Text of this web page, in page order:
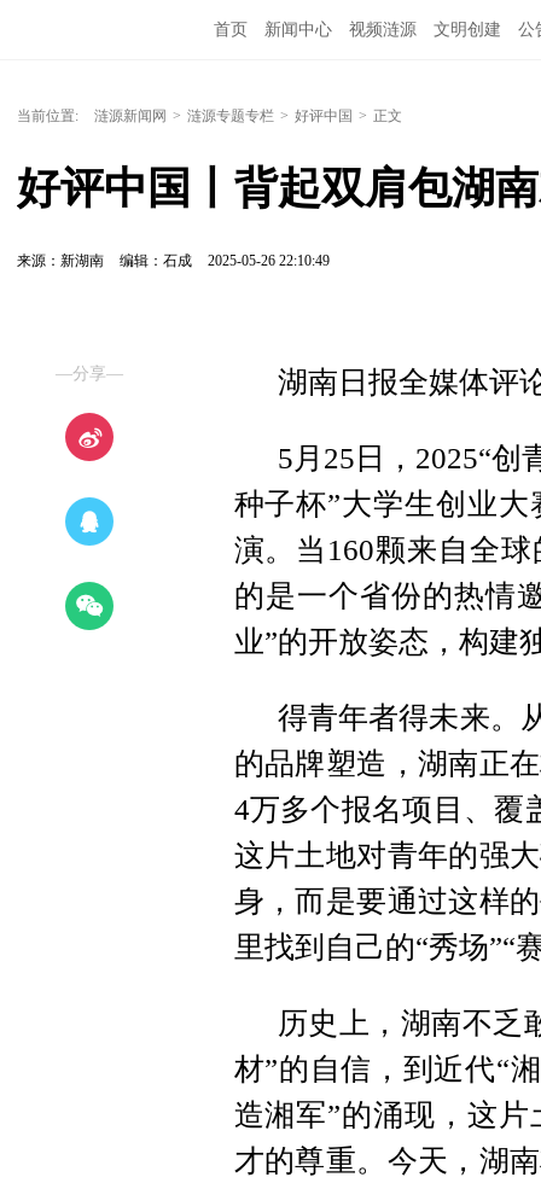
首页 新闻中心 视频涟源 文明创建 公
当前位置: 涟源新闻网 > 涟源专题专栏 > 好评中国 > 正文
好评中国丨背起双肩包湖
来源：新湖南 编辑：石成 2025-05-26 22:10:49
—分享— 湖南日报全媒体评
5月25日，2025“创
种子杯”大学生创业
演。当160颗来自全
的是一个省份的热情
业”的开放姿态，构建
得青年者得未来。
的品牌塑造，湖南正
4万多个报名项目、覆
这片土地对青年的强
身，而是要通过这样
里找到自己的“秀场”“
历史上，湖南不乏
材”的自信，到近代“
造湘军”的涌现，这
才的尊重。今天，湖